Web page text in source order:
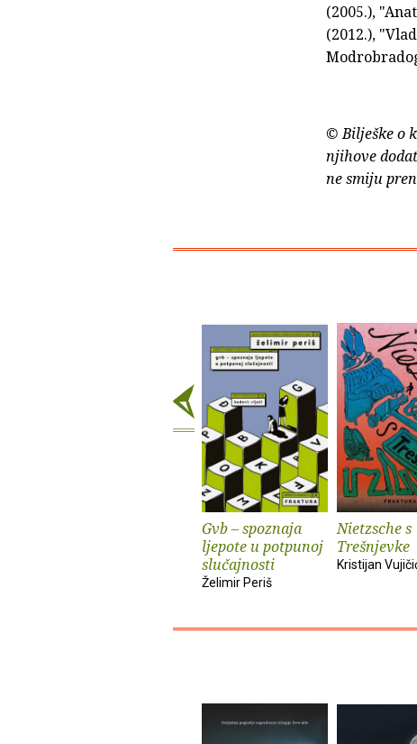
(2005.),
(2012.),
© Bilješke o
njihove
ne smiju
Gvb – spoznaja
ljepote u potpunoj
slučajnosti
Želimir Periš
Nietzsche s
Trešnjevke
Kristijan